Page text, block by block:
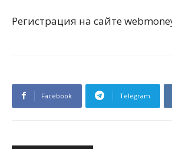
Регистрация на сайте
Facebook Telegram